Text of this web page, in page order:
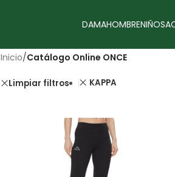
DAMAHOMBRENIÑOS
Inicio/Catálogo Online ONCE
Limpiar filtros KAPPA